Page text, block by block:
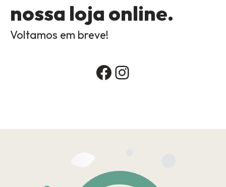
nossa loja online.
Voltamos em breve!